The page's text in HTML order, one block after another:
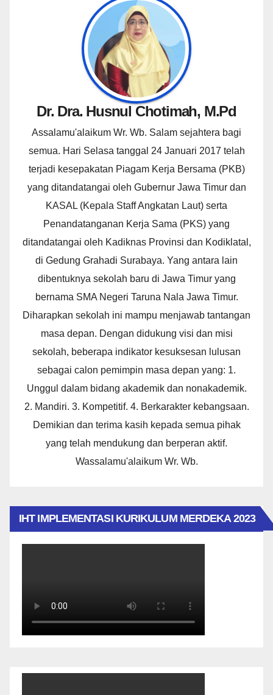
Dr. Dra. Husnul Chotimah, M.Pd
Assalamu'alaikum Wr. Wb. Salam sejahtera bagi
semua. Hari Selasa tanggal 24 Januari 2017 telah
terjadi kesepakatan Piagam Kerja Bersama (PKB)
yang ditandatangai oleh Gubernur Jawa Timur dan
KASAL (Kepala Staff Angkatan Laut) serta
Penandatanganan Kerja Sama (PKS) yang
ditandatangai oleh Kadiknas Provinsi dan Kodiklatal,
di Gedung Grahadi Surabaya. Yang antara lain
dibentuknya sekolah baru di Jawa Timur yang
bernama SMA Negeri Taruna Nala Jawa Timur.
Diharapkan sekolah ini mampu menjawab tantangan
masa depan. Dengan didukung visi dan misi
sekolah, beberapa indikator kesuksesan lulusan
sebagai calon pemimpin masa depan yang: 1.
Unggul dalam bidang akademik dan nonakademik.
2. Mandiri. 3. Kompetitif. 4. Berkarakter kebangsaan.
Demikian dan terima kasih kepada semua pihak
yang telah mendukung dan berperan aktif.
Wassalamu'alaikum Wr. Wb.
IHT IMPLEMENTASI KURIKULUM MERDEKA 2023